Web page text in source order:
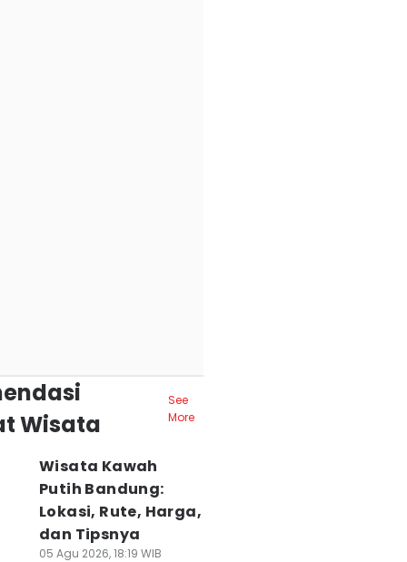
Wisata
See
More
Wisata Kawah
Putih Bandung:
Lokasi, Rute, Harga,
dan Tipsnya
05 Agu 2026, 18:19 WIB